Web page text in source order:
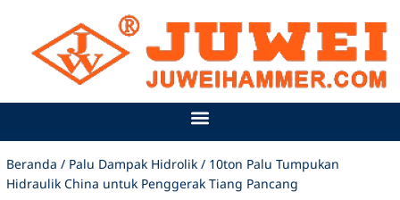
konten
Beranda / Palu Dampak Hidrolik / 10ton Palu Tumpukan
Hidraulik China untuk Penggerak Tiang Pancang